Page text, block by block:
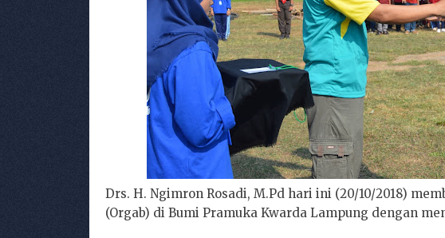
Drs. H. Ngimron Rosadi, M.Pd hari ini (20/10/2018)
(Orgab) di Bumi Pramuka Kwarda Lampung dengan